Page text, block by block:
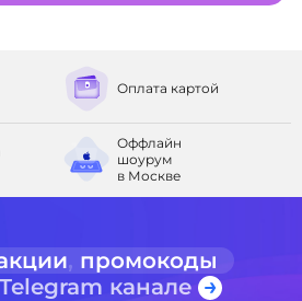
Оплата картой
Оффлайн
шоурум
в Москве
, промокоды
канале